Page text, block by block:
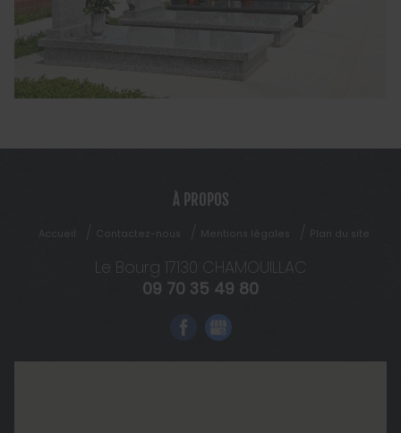
Le Bourg 17130 CHAMOUILLAC
09 70 35 49 80
À PROPOS
Accueil Contactez-nous Mentions légales Plan du site